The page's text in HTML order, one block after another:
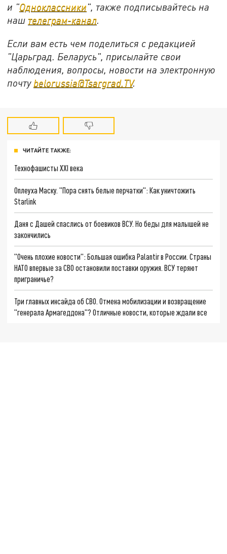
и "Одноклассники", также подписывайтесь на
наш телеграм-канал.
Если вам есть чем поделиться с редакцией
"Царьград. Беларусь", присылайте свои
наблюдения, вопросы, новости на электронную
почту belorussia@Tsargrad.TV.
ЧИТАЙТЕ ТАКЖЕ:
Технофашисты XXI века
Оплеуха Маску. "Пора снять белые перчатки": Как уничтожить
Starlink
Даня с Дашей спаслись от боевиков ВСУ. Но беды для малышей не
закончились
"Очень плохие новости": Большая ошибка Palantir в России. Страны
НАТО впервые за СВО остановили поставки оружия. ВСУ теряют
приграничье?
Три главных инсайда об СВО. Отмена мобилизации и возвращение
"генерала Армагеддона"? Отличные новости, которые ждали все